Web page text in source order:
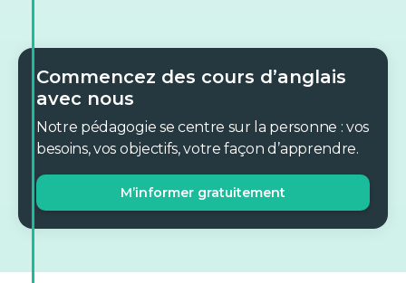
Commencez des cours d’anglais
avec nous
Notre pédagogie se centre sur la personne : vos
besoins, vos objectifs, votre façon d’apprendre.
M’informer gratuitement